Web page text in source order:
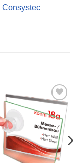
Consystec
Kedvencekhez